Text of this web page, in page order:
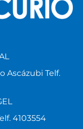
Ascázubi Telf.
4103554